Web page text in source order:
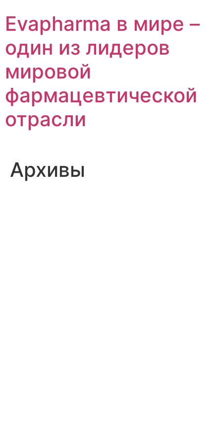
содержимому
Evapharma в мире –
один из лидеров
мировой
фармацевтической
отрасли
Архивы